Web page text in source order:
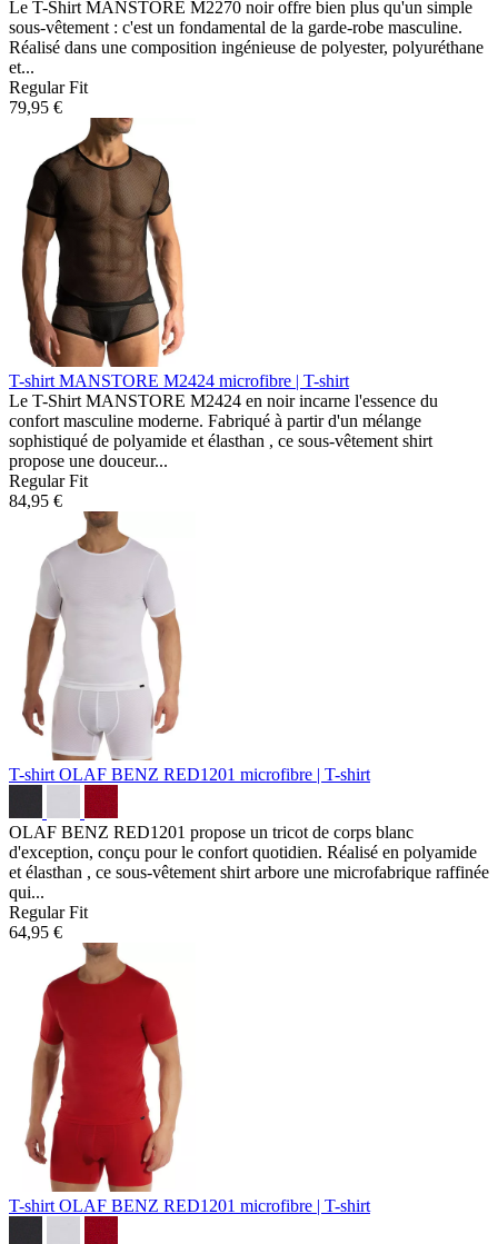
Le T-Shirt MANSTORE M2270 noir offre bien plus qu'un simple
sous-vêtement : c'est un fondamental de la garde-robe masculine.
Réalisé dans une composition ingénieuse de polyester, polyuréthane
et...
Regular Fit
79,95 €
T-shirt MANSTORE M2424 microfibre | T-shirt
Le T-Shirt MANSTORE M2424 en noir incarne l'essence du
confort masculine moderne. Fabriqué à partir d'un mélange
sophistiqué de polyamide et élasthan , ce sous-vêtement shirt
propose une douceur...
Regular Fit
84,95 €
T-shirt OLAF BENZ RED1201 microfibre | T-shirt
OLAF BENZ RED1201 propose un tricot de corps blanc
d'exception, conçu pour le confort quotidien. Réalisé en polyamide
et élasthan , ce sous-vêtement shirt arbore une microfabrique raffinée
qui...
Regular Fit
64,95 €
T-shirt OLAF BENZ RED1201 microfibre | T-shirt